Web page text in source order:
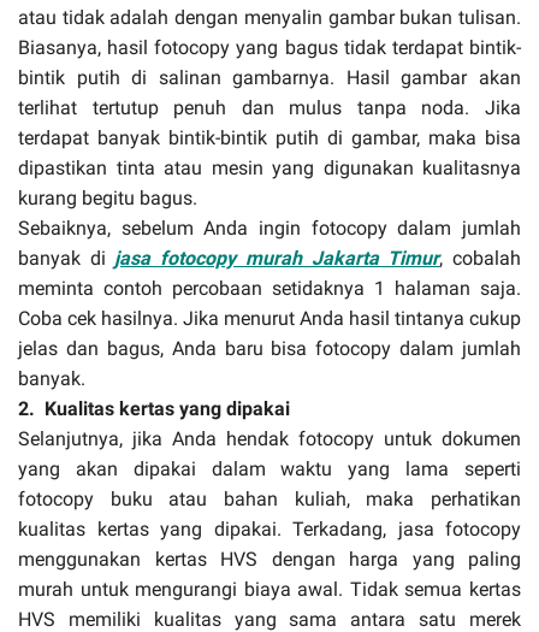
atau tidak adalah dengan menyalin gambar bukan tulisan.
Biasanya, hasil fotocopy yang bagus tidak terdapat bintik-
bintik putih di salinan gambarnya. Hasil gambar akan
terlihat tertutup penuh dan mulus tanpa noda. Jika
terdapat banyak bintik-bintik putih di gambar, maka bisa
dipastikan tinta atau mesin yang digunakan kualitasnya
kurang begitu bagus.
Sebaiknya, sebelum Anda ingin fotocopy dalam jumlah
banyak di jasa fotocopy murah Jakarta Timur, cobalah
meminta contoh percobaan setidaknya 1 halaman saja.
Coba cek hasilnya. Jika menurut Anda hasil tintanya cukup
jelas dan bagus, Anda baru bisa fotocopy dalam jumlah
banyak.
2. Kualitas kertas yang dipakai
Selanjutnya, jika Anda hendak fotocopy untuk dokumen
yang akan dipakai dalam waktu yang lama seperti
fotocopy buku atau bahan kuliah, maka perhatikan
kualitas kertas yang dipakai. Terkadang, jasa fotocopy
menggunakan kertas HVS dengan harga yang paling
murah untuk mengurangi biaya awal. Tidak semua kertas
HVS memiliki kualitas yang sama antara satu merek